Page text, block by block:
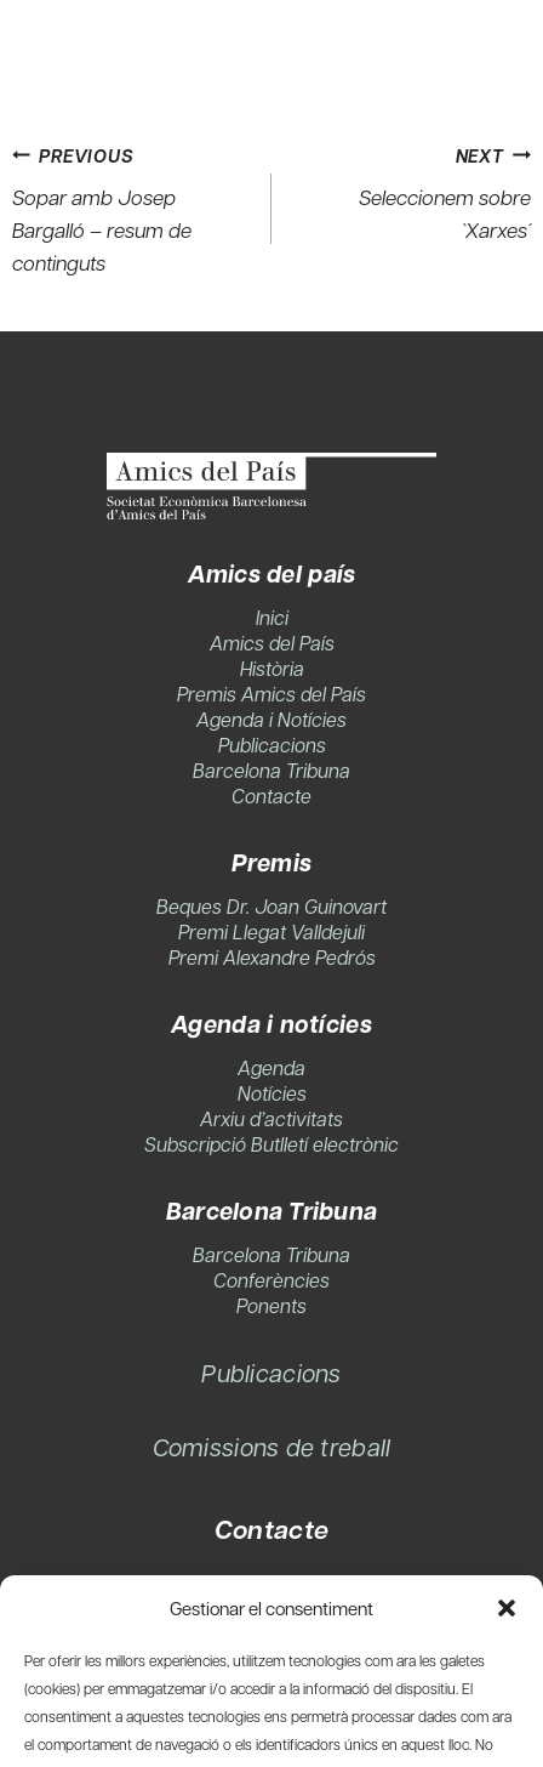
Gestionar el consentiment
Per oferir les millors experiències, utilitzem tecnologies com ara les galetes
(cookies) per emmagatzemar i/o accedir a la informació del dispositiu. El
consentiment a aquestes tecnologies ens permetrà processar dades com ara
el comportament de navegació o els identificadors únics en aquest lloc. No
Post
navigation
PREVIOUS
Sopar amb Josep
Bargalló – resum de
continguts
NEXT
Seleccionem sobre
`Xarxes´
Amics del país
Inici
Amics del País
Història
Premis Amics del País
Agenda i Notícies
Publicacions
Barcelona Tribuna
Contacte
Premis
Beques Dr. Joan Guinovart
Premi Llegat Valldejuli
Premi Alexandre Pedrós
Agenda i notícies
Agenda
Notícies
Arxiu d’activitats
Subscripció Butlletí electrònic
Barcelona Tribuna
Barcelona Tribuna
Conferències
Ponents
Publicacions
Comissions de treball
Contacte
08003 Barcelona
info@amicsdelpais.com
Suscripció Newsletter